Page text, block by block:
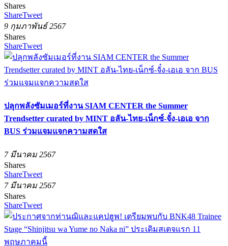
Shares
ShareTweet
9 กุมภาพันธ์ 2567
Shares
ShareTweet
ปลุกพลังซัมเมอร์ที่งาน SIAM CENTER the Summer
Trendsetter curated by MINT อลัน-ไทย-เน็กซ์-จั๋ง-เอเอ จาก
BUS ร่วมแจมแจกความสดใส
7 มีนาคม 2567
Shares
ShareTweet
7 มีนาคม 2567
Shares
ShareTweet